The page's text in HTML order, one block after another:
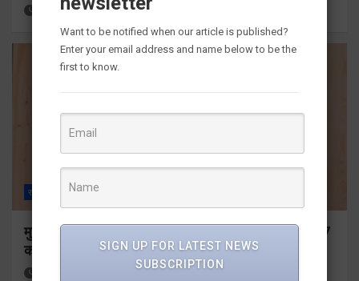
15 hours ago Viri Gairola
राज्य देहरादून
मुख्यमंत्री ने प्रदान की विभिन्न विकास योजनाओं के लिए 1967
करोड़ की वित्तीय स्वीकृति
Viri Gairola
Want to be notified when our article is published?
Enter your email address and name below to be the
first to know.
SIGN UP FOR LATEST NEWS
SUBSCRIPTION